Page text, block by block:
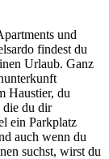
und
findest du
Urlaub. Ganz
Haustier, du
die du dir
ein Parkplatz
auch wenn du
suchst, wirst du